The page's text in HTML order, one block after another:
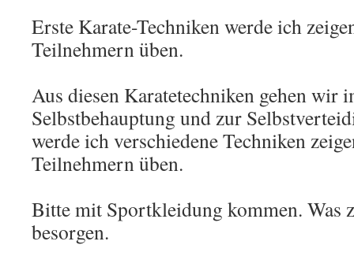
Erste Karate-Techniken werde ich
Teilnehmern üben.
Aus diesen Karatetechniken gehen wir
Selbstbehauptung und zur
werde ich verschiedene Techniken
Teilnehmern üben.
Bitte mit Sportkleidung kommen. Was
besorgen.